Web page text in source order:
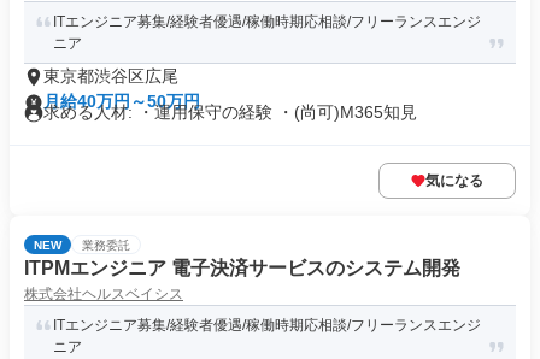
ITエンジニア募集/経験者優遇/稼働時期応相談/フリーランスエンジ
ニア
東京都渋谷区広尾
月給40万円～50万円
求める人材: ・運用保守の経験 ・(尚可)M365知見
気になる
NEW 業務委託
ITPMエンジニア 電子決済サービスのシステム開発
株式会社ヘルスベイシス
ITエンジニア募集/経験者優遇/稼働時期応相談/フリーランスエンジ
ニア